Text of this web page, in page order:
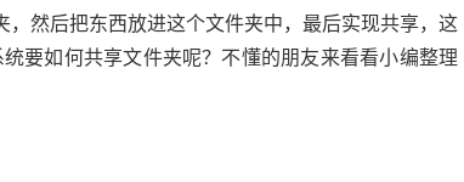
然后把东西放进这个文件夹中，最后实现共享，这
要如何共享文件夹呢？不懂的朋友来看看小编整理